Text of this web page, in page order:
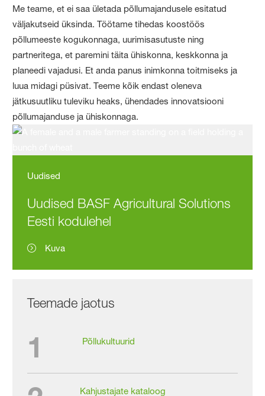
Me teame, et ei saa ületada põllumajandusele esitatud
väljakutseid üksinda. Töötame tihedas koostöös
põllumeeste kogukonnaga, uurimisasutuste ning
partneritega, et paremini täita ühiskonna, keskkonna ja
planeedi vajadusi. Et anda panus inimkonna toitmiseks ja
luua midagi püsivat. Teeme kõik endast oleneva
jätkusuutliku tuleviku heaks, ühendades innovatsiooni
põllumajanduse ja ühiskonnaga.
Uudised
Uudised BASF Agricultural Solutions
Eesti kodulehel
Kuva
Teemade jaotus
1 Põllukultuurid
Kahjustajate kataloog